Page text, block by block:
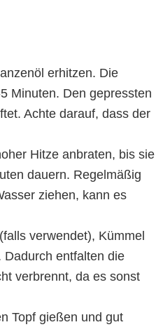
erhitzen. Die
Minuten. Den gepressten
Achte darauf, dass der
Hitze anbraten, bis sie
dauern. Regelmäßig
ziehen, kann es
verwendet), Kümmel
entfalten die
verbrennt, da es sonst
Topf gießen und gut